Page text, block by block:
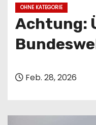
OHNE KATEGORIE
Achtung:
Feb. 28, 2026